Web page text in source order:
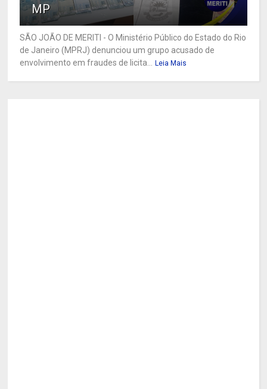
MP
SÃO JOÃO DE MERITI - O Ministério Público do Estado do Rio
de Janeiro (MPRJ) denunciou um grupo acusado de
envolvimento em fraudes de licita... Leia Mais